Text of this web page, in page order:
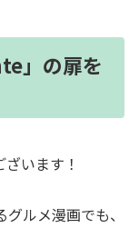
」の扉を
います！
ルメ漫画でも、